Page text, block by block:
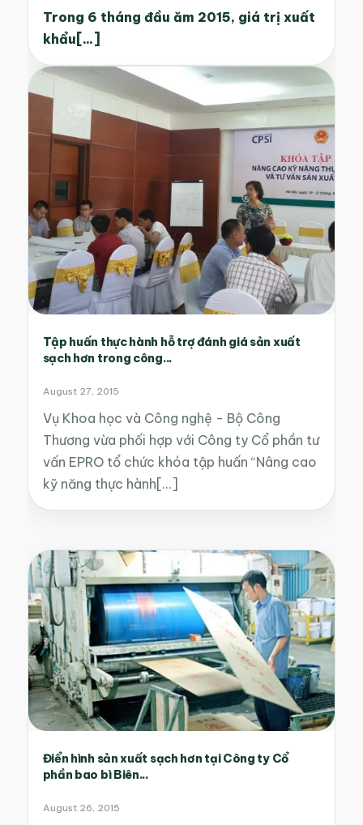
Trong 6 tháng đầu ăm 2015, giá trị xuất
khẩu[...]
Tập huấn thực hành hỗ trợ đánh giá sản xuất
sạch hơn trong công...
August 27, 2015
Vụ Khoa học và Công nghệ - Bộ Công
Thương vừa phối hợp với Công ty Cổ phần tư
vấn EPRO tổ chức khóa tập huấn “Nâng cao
kỹ năng thực hành[...]
Điển hình sản xuất sạch hơn tại Công ty Cổ
phần bao bì Biên...
August 26, 2015